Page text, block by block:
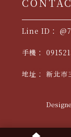
新北市
佛牌 台北佛